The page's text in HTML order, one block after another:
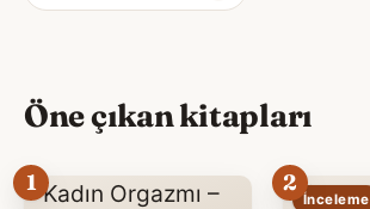
Öne çıkan kitapları
1 2
İnceleme